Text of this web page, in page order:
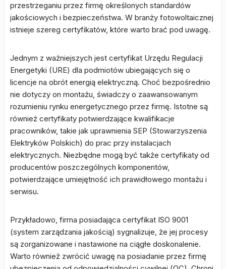
przestrzeganiu przez firmę określonych standardów
jakościowych i bezpieczeństwa. W branży fotowoltaicznej
istnieje szereg certyfikatów, które warto brać pod uwagę.
Jednym z ważniejszych jest certyfikat Urzędu Regulacji
Energetyki (URE) dla podmiotów ubiegających się o
licencje na obrót energią elektryczną. Choć bezpośrednio
nie dotyczy on montażu, świadczy o zaawansowanym
rozumieniu rynku energetycznego przez firmę. Istotne są
również certyfikaty potwierdzające kwalifikacje
pracowników, takie jak uprawnienia SEP (Stowarzyszenia
Elektryków Polskich) do prac przy instalacjach
elektrycznych. Niezbędne mogą być także certyfikaty od
producentów poszczególnych komponentów,
potwierdzające umiejętność ich prawidłowego montażu i
serwisu.
Przykładowo, firma posiadająca certyfikat ISO 9001
(system zarządzania jakością) sygnalizuje, że jej procesy
są zorganizowane i nastawione na ciągłe doskonalenie.
Warto również zwrócić uwagę na posiadanie przez firmę